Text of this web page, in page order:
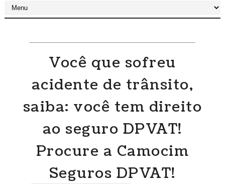
Você que sofreu
acidente de trânsito,
saiba: você tem direito
ao seguro DPVAT!
Procure a Camocim
Seguros DPVAT!